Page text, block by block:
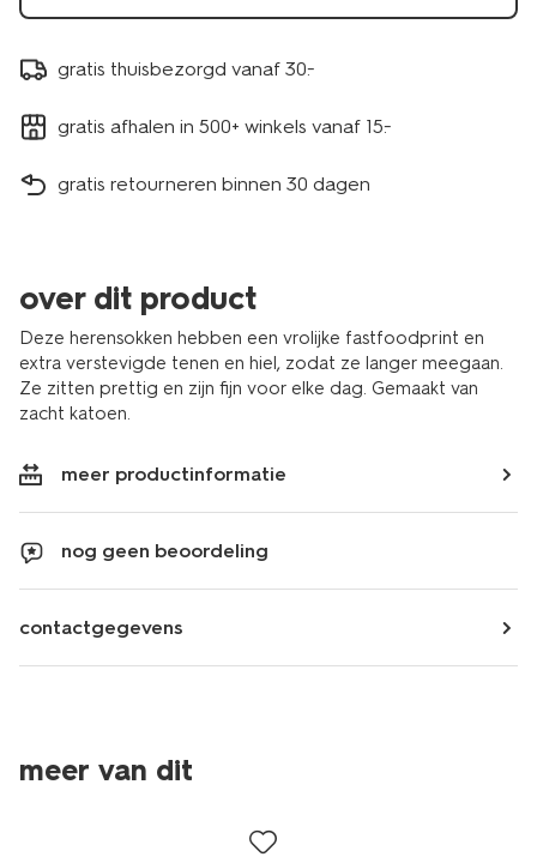
gratis thuisbezorgd vanaf 30.-
gratis afhalen in 500+ winkels vanaf 15.-
gratis retourneren binnen 30 dagen
over dit product
Deze herensokken hebben een vrolijke fastfoodprint en
extra verstevigde tenen en hiel, zodat ze langer meegaan.
Ze zitten prettig en zijn fijn voor elke dag. Gemaakt van
zacht katoen.
meer productinformatie
nog geen beoordeling
contactgegevens
meer van dit